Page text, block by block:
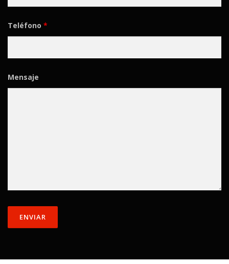
Teléfono *
Mensaje